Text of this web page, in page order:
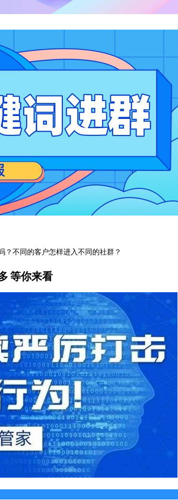
不同的客户怎样进入不同的社群？
等你来看